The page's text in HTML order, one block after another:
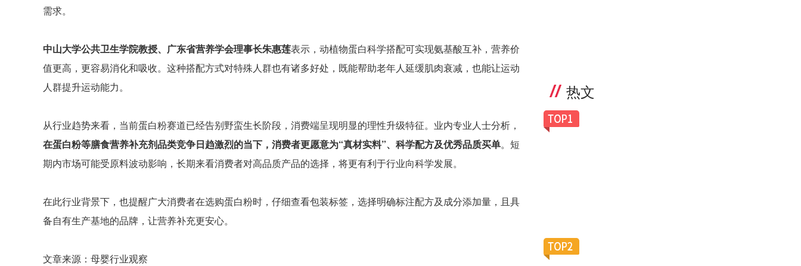
热文
需求。
中山大学公共卫生学院教授、广东省营养学会理事长朱惠莲表示，动植物蛋白科学搭配可实现氨基酸互补，营养价
值更高，更容易消化和吸收。这种搭配方式对特殊人群也有诸多好处，既能帮助老年人延缓肌肉衰减，也能让运动
人群提升运动能力。
从行业趋势来看，当前蛋白粉赛道已经告别野蛮生长阶段，消费端呈现明显的理性升级特征。业内专业人士分析，
在蛋白粉等膳食营养补充剂品类竞争日趋激烈的当下，消费者更愿意为“真材实料”、科学配方及优秀品质买单。短
期内市场可能受原料波动影响，长期来看消费者对高品质产品的选择，将更有利于行业向科学发展。
在此行业背景下，也提醒广大消费者在选购蛋白粉时，仔细查看包装标签，选择明确标注配方及成分添加量，且具
备自有生产基地的品牌，让营养补充更安心。
文章来源：母婴行业观察